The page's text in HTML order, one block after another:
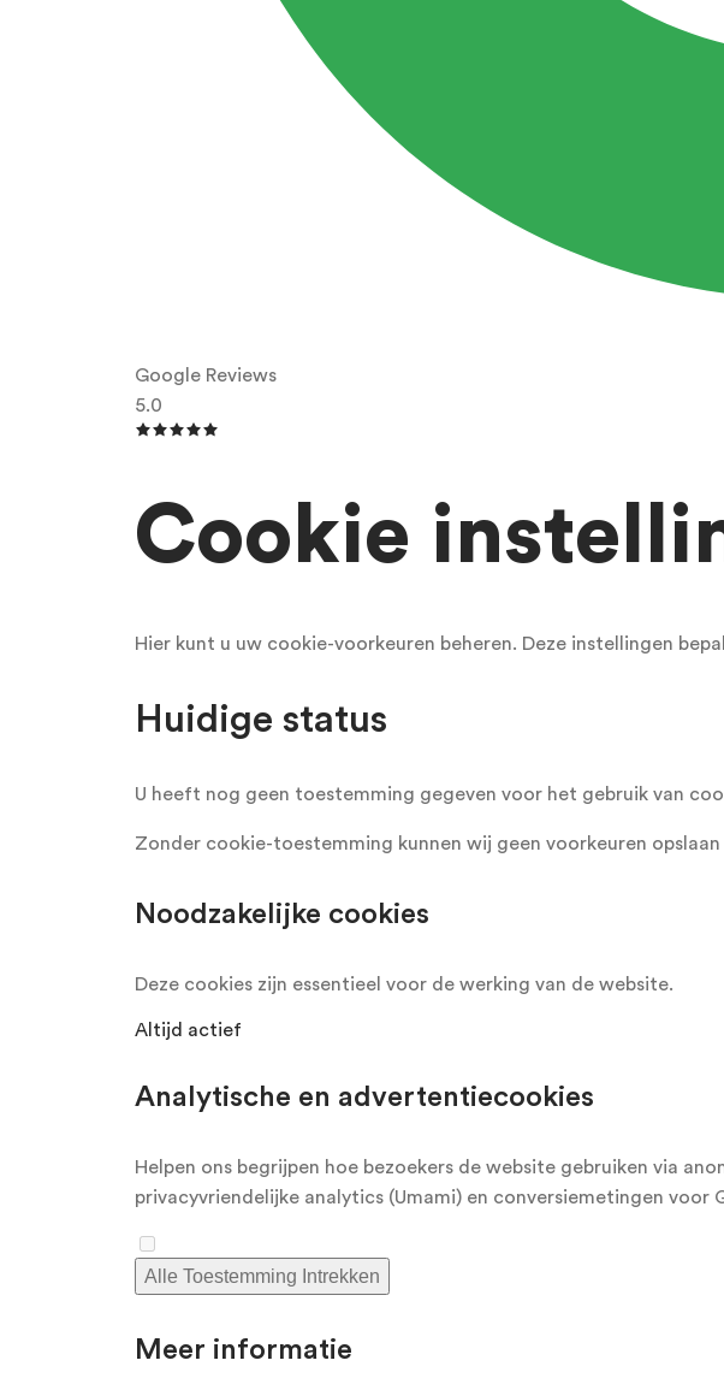
Google Reviews
5.0
Cookie
Hier kunt u uw cookie-voorkeuren beheren. Deze instellingen
Huidige status
U heeft nog geen toestemming gegeven voor het gebruik van
Zonder cookie-toestemming kunnen wij geen voorkeuren
Noodzakelijke cookies
Deze cookies zijn essentieel voor de werking van de website.
Altijd actief
Analytische en advertentiecookies
Helpen ons begrijpen hoe bezoekers de website gebruiken via
privacyvriendelijke analytics (Umami) en conversiemetingen voor
Alle Toestemming Intrekken
Meer informatie